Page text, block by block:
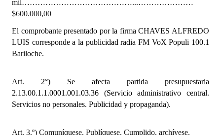
Resoluciones de Presidencia
INSTITUCIONAL
Noticias Destacadas
Registros y Distinciones
mil……………………………………...…………………
$600.000,00
El comprobante presentado por la firma CHAVES ALFREDO
LUIS corresponde a la publicidad radia FM VoX Populi 100.1
Bariloche.
Art. 2°) Se afecta partida presupuestaria
2.13.00.1.1.0001.001.03.36 (Servicio administrativo central.
Servicios no personales. Publicidad y propaganda).
Art. 3.º) Comuníquese. Publíquese. Cumplido, archívese.